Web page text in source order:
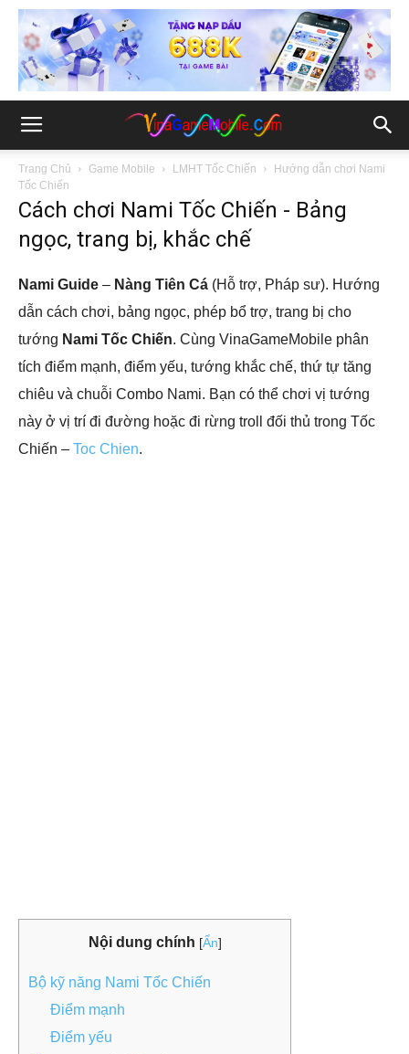
Trang Chủ Game Mobile LMHT Tốc Chiến
Hướng dẫn chơi Nami
Tốc Chiến
Cách chơi Nami Tốc Chiến - Bảng
ngọc, trang bị, khắc chế
Nami Guide – Nàng Tiên Cá (Hỗ trợ, Pháp sư). Hướng
dẫn cách chơi, bảng ngọc, phép bổ trợ, trang bị cho
tướng Nami Tốc Chiến. Cùng VinaGameMobile phân
tích điểm mạnh, điểm yếu, tướng khắc chế, thứ tự tăng
chiêu và chuỗi Combo Nami. Bạn có thể chơi vị tướng
này ở vị trí đi đường hoặc đi rừng troll đối thủ trong Tốc
Chiến – Toc Chien.
Nội dung chính [Ẩn]
Bộ kỹ năng Nami Tốc Chiến
Điểm mạnh
Điểm yếu